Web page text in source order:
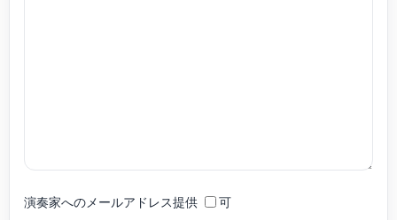
演奏家へのメールアドレス提供 可